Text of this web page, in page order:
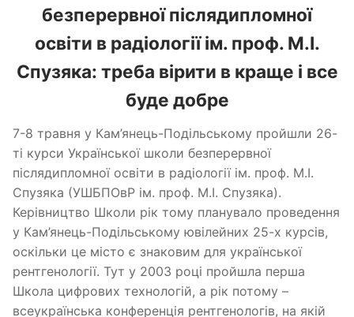
безперервної післядипломної
освіти в радіології ім. проф. М.І.
Спузяка: треба вірити в краще і все
буде добре
7-8 травня у Кам’янець-Подільському пройшли 26-
ті курси Української школи безперервної
післядипломної освіти в радіології ім. проф. М.І.
Спузяка (УШБПОвР ім. проф. М.І. Спузяка).
Керівництво Школи рік тому планувало проведення
у Кам’янець-Подільському ювілейних 25-х курсів,
оскільки це місто є знаковим для української
рентгенології. Тут у 2003 році пройшла перша
Школа цифрових технологій, а рік потому –
всеукраїнська конференція рентгенологів, на якій